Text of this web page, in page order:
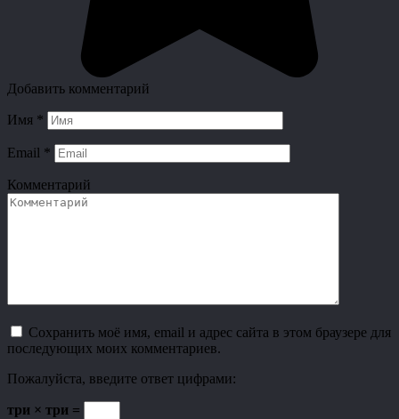
Добавить комментарий
Имя *
Email *
Комментарий
Сохранить моё имя, email и адрес сайта в этом браузере для
последующих моих комментариев.
Пожалуйста, введите ответ цифрами:
три × три =